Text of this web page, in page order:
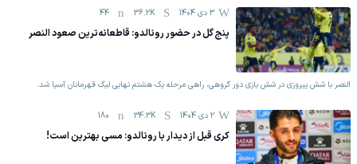
3 دی 1404 36.2K
44
پنج گل در حضور رونالدو: قاطعانه‌ترین صعود النصر
النصر با شش پیروزی در شش بازی دور گروهی، راهی مرحله یک هشتم نهایی لیگ قهرمانان آسیا شد.
2 دی 1404 34.3K
180
کری قبل از دیدار با رونالدو: مسی بهترین است!